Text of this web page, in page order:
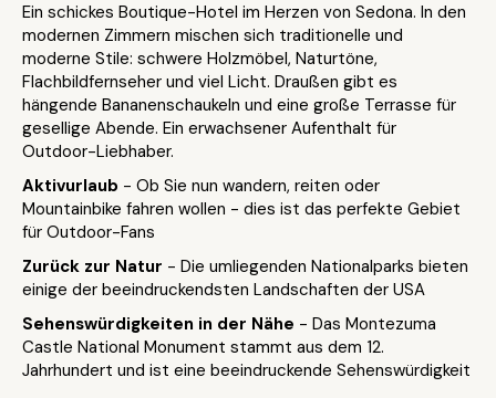
Ein schickes Boutique-Hotel im Herzen von Sedona. In den
modernen Zimmern mischen sich traditionelle und
moderne Stile: schwere Holzmöbel, Naturtöne,
Flachbildfernseher und viel Licht. Draußen gibt es
hängende Bananenschaukeln und eine große Terrasse für
gesellige Abende. Ein erwachsener Aufenthalt für
Outdoor-Liebhaber.
Aktivurlaub - Ob Sie nun wandern, reiten oder
Mountainbike fahren wollen - dies ist das perfekte Gebiet
für Outdoor-Fans
Zurück zur Natur - Die umliegenden Nationalparks bieten
einige der beeindruckendsten Landschaften der USA
Sehenswürdigkeiten in der Nähe - Das Montezuma
Castle National Monument stammt aus dem 12.
Jahrhundert und ist eine beeindruckende Sehenswürdigkeit